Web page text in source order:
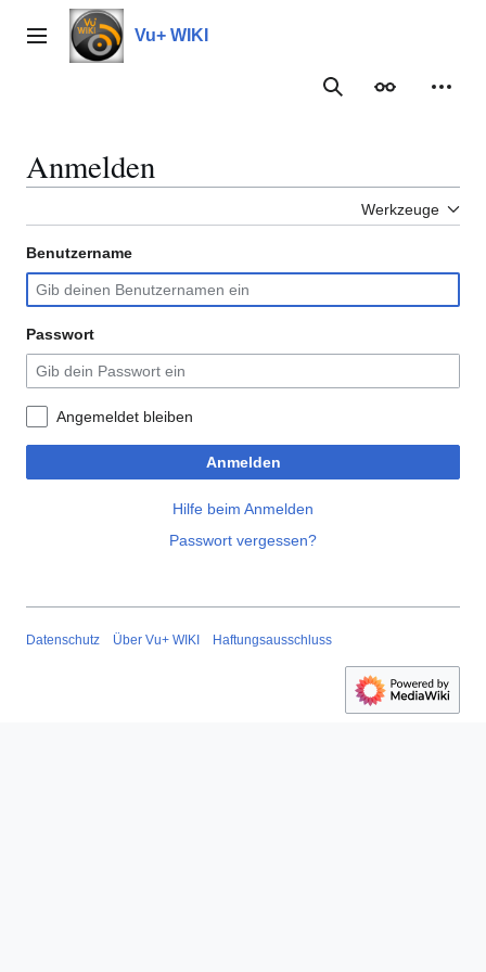
Inhalt
springenHauptmenü Vu+ WIKI
Suche
Anmelden
Werkzeuge
Benutzername
Passwort
Angemeldet bleiben
Anmelden
Hilfe beim Anmelden
Passwort vergessen?
Datenschutz Über Vu+ WIKI Haftungsausschluss